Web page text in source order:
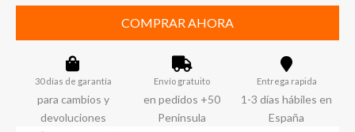
COMPRAR AHORA
30 días de garantía
para cambios y
devoluciones
Envío gratuito
en pedidos +50
Peninsula
Entrega rapida
1-3 días hábiles en
España